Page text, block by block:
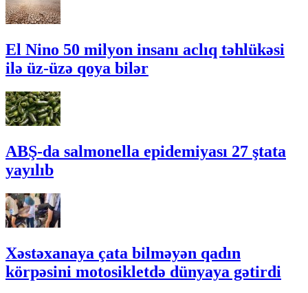
El Nino 50 milyon insanı aclıq təhlükəsi
ilə üz-üzə qoya bilər
ABŞ-da salmonella epidemiyası 27 ştata
yayılıb
Xəstəxanaya çata bilməyən qadın
körpəsini motosikletdə dünyaya gətirdi